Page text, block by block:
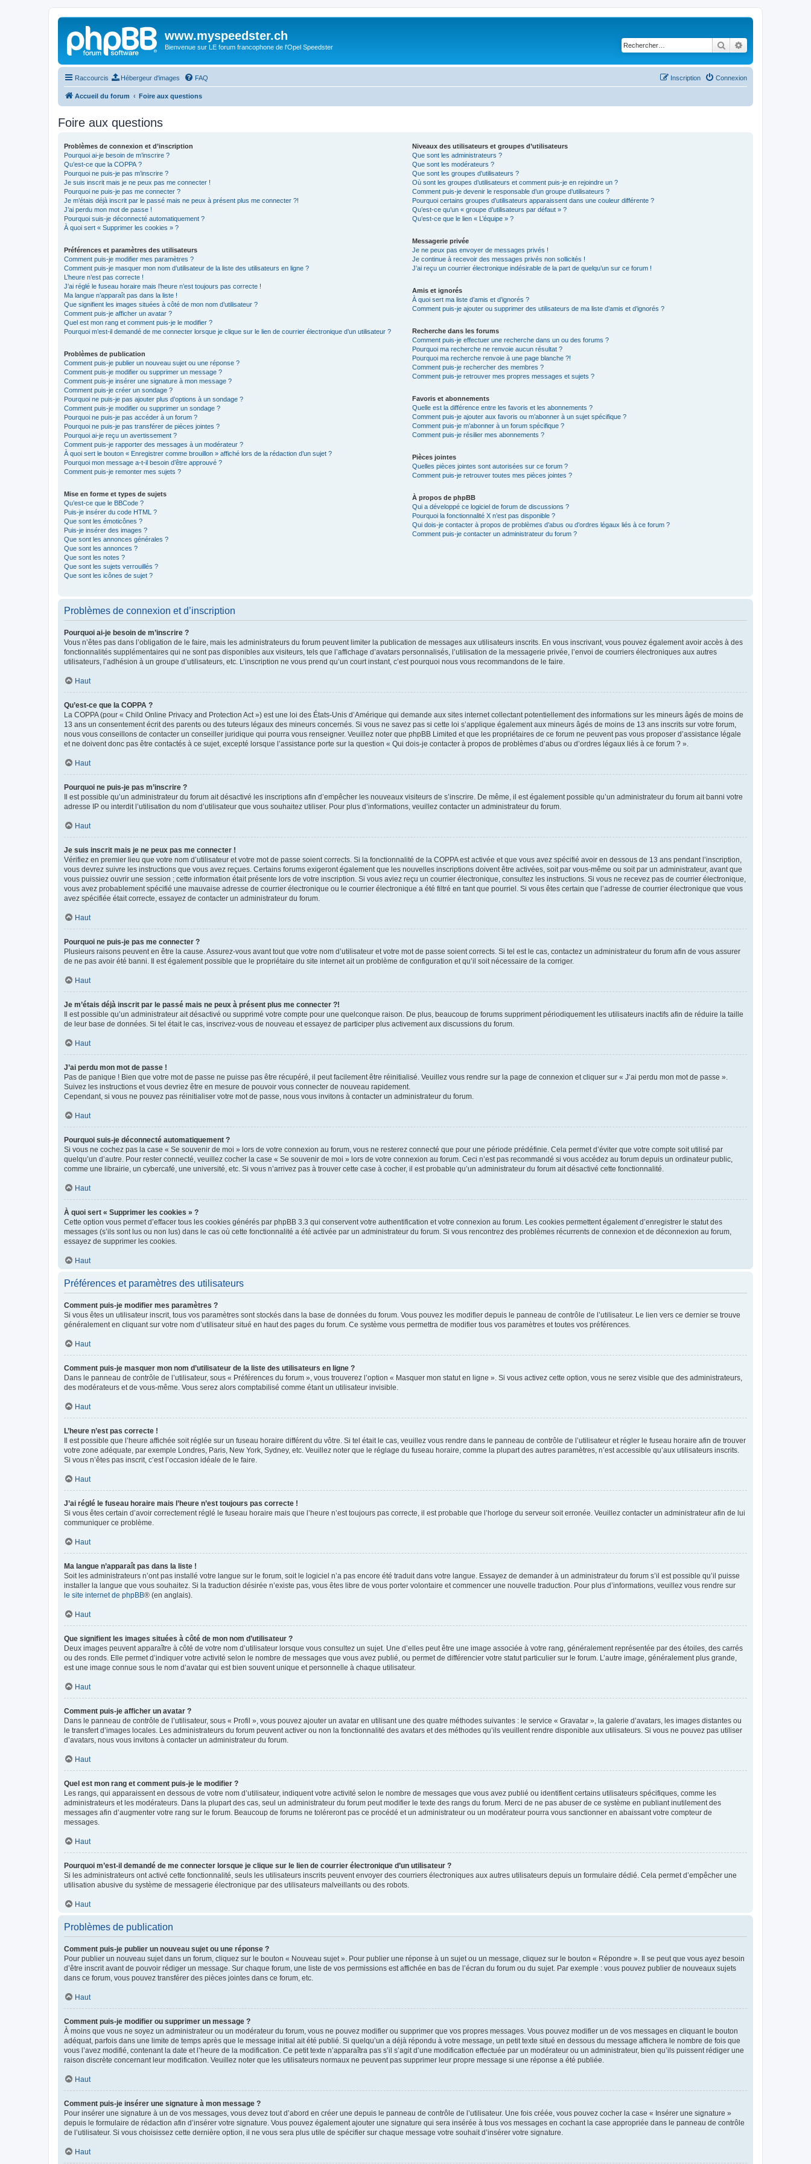
www.myspeedster.ch
Bienvenue sur LE forum francophone de l'Opel Speedster Rechercher
Raccourcis Hébergeur d'images FAQ Connexion
Inscription
Accueil du forum Foire aux questions
Foire aux questions
Problèmes de connexion et d’inscription
Pourquoi ai-je besoin de m’inscrire ?
Qu’est-ce que la COPPA ?
Pourquoi ne puis-je pas m’inscrire ?
Je suis inscrit mais je ne peux pas me connecter !
Pourquoi ne puis-je pas me connecter ?
Je m’étais déjà inscrit par le passé mais ne peux à présent plus me connecter ?!
J’ai perdu mon mot de passe !
Pourquoi suis-je déconnecté automatiquement ?
À quoi sert « Supprimer les cookies » ?
Préférences et paramètres des utilisateurs
Comment puis-je modifier mes paramètres ?
Comment puis-je masquer mon nom d’utilisateur de la liste des utilisateurs en ligne ?
L’heure n’est pas correcte !
J’ai réglé le fuseau horaire mais l’heure n’est toujours pas correcte !
Ma langue n’apparaît pas dans la liste !
Que signifient les images situées à côté de mon nom d’utilisateur ?
Comment puis-je afficher un avatar ?
Quel est mon rang et comment puis-je le modifier ?
Pourquoi m’est-il demandé de me connecter lorsque je clique sur le lien de courrier électronique d’un utilisateur ?
Problèmes de publication
Comment puis-je publier un nouveau sujet ou une réponse ?
Comment puis-je modifier ou supprimer un message ?
Comment puis-je insérer une signature à mon message ?
Comment puis-je créer un sondage ?
Pourquoi ne puis-je pas ajouter plus d’options à un sondage ?
Comment puis-je modifier ou supprimer un sondage ?
Pourquoi ne puis-je pas accéder à un forum ?
Pourquoi ne puis-je pas transférer de pièces jointes ?
Pourquoi ai-je reçu un avertissement ?
Comment puis-je rapporter des messages à un modérateur ?
À quoi sert le bouton « Enregistrer comme brouillon » affiché lors de la rédaction d’un sujet ?
Pourquoi mon message a-t-il besoin d’être approuvé ?
Comment puis-je remonter mes sujets ?
Mise en forme et types de sujets
Qu’est-ce que le BBCode ?
Puis-je insérer du code HTML ?
Que sont les émoticônes ?
Puis-je insérer des images ?
Que sont les annonces générales ?
Que sont les annonces ?
Que sont les notes ?
Que sont les sujets verrouillés ?
Que sont les icônes de sujet ?
Niveaux des utilisateurs et groupes d’utilisateurs
Que sont les administrateurs ?
Que sont les modérateurs ?
Que sont les groupes d’utilisateurs ?
Où sont les groupes d’utilisateurs et comment puis-je en rejoindre un ?
Comment puis-je devenir le responsable d’un groupe d’utilisateurs ?
Pourquoi certains groupes d’utilisateurs apparaissent dans une couleur différente ?
Qu’est-ce qu’un « groupe d’utilisateurs par défaut » ?
Qu’est-ce que le lien « L’équipe » ?
Messagerie privée
Je ne peux pas envoyer de messages privés !
Je continue à recevoir des messages privés non sollicités !
J’ai reçu un courrier électronique indésirable de la part de quelqu’un sur ce forum !
Amis et ignorés
À quoi sert ma liste d’amis et d’ignorés ?
Comment puis-je ajouter ou supprimer des utilisateurs de ma liste d’amis et d’ignorés ?
Recherche dans les forums
Comment puis-je effectuer une recherche dans un ou des forums ?
Pourquoi ma recherche ne renvoie aucun résultat ?
Pourquoi ma recherche renvoie à une page blanche ?!
Comment puis-je rechercher des membres ?
Comment puis-je retrouver mes propres messages et sujets ?
Favoris et abonnements
Quelle est la différence entre les favoris et les abonnements ?
Comment puis-je ajouter aux favoris ou m’abonner à un sujet spécifique ?
Comment puis-je m’abonner à un forum spécifique ?
Comment puis-je résilier mes abonnements ?
Pièces jointes
Quelles pièces jointes sont autorisées sur ce forum ?
Comment puis-je retrouver toutes mes pièces jointes ?
À propos de phpBB
Qui a développé ce logiciel de forum de discussions ?
Pourquoi la fonctionnalité X n’est pas disponible ?
Qui dois-je contacter à propos de problèmes d’abus ou d’ordres légaux liés à ce forum ?
Comment puis-je contacter un administrateur du forum ?
Problèmes de connexion et d’inscription
Pourquoi ai-je besoin de m’inscrire ?
Vous n’êtes pas dans l’obligation de le faire, mais les administrateurs du forum peuvent limiter la publication de messages aux utilisateurs inscrits. En vous inscrivant, vous pouvez également avoir accès à des
fonctionnalités supplémentaires qui ne sont pas disponibles aux visiteurs, tels que l’affichage d’avatars personnalisés, l’utilisation de la messagerie privée, l’envoi de courriers électroniques aux autres
utilisateurs, l’adhésion à un groupe d’utilisateurs, etc. L’inscription ne vous prend qu’un court instant, c’est pourquoi nous vous recommandons de le faire.
Haut
Qu’est-ce que la COPPA ?
La COPPA (pour « Child Online Privacy and Protection Act ») est une loi des États-Unis d’Amérique qui demande aux sites internet collectant potentiellement des informations sur les mineurs âgés de moins de
13 ans un consentement écrit des parents ou des tuteurs légaux des mineurs concernés. Si vous ne savez pas si cette loi s’applique également aux mineurs âgés de moins de 13 ans inscrits sur votre forum,
nous vous conseillons de contacter un conseiller juridique qui pourra vous renseigner. Veuillez noter que phpBB Limited et que les propriétaires de ce forum ne peuvent pas vous proposer d’assistance légale
et ne doivent donc pas être contactés à ce sujet, excepté lorsque l’assistance porte sur la question « Qui dois-je contacter à propos de problèmes d’abus ou d’ordres légaux liés à ce forum ? ».
Haut
Pourquoi ne puis-je pas m’inscrire ?
Il est possible qu’un administrateur du forum ait désactivé les inscriptions afin d’empêcher les nouveaux visiteurs de s’inscrire. De même, il est également possible qu’un administrateur du forum ait banni votre
adresse IP ou interdit l’utilisation du nom d’utilisateur que vous souhaitez utiliser. Pour plus d’informations, veuillez contacter un administrateur du forum.
Haut
Je suis inscrit mais je ne peux pas me connecter !
Vérifiez en premier lieu que votre nom d’utilisateur et votre mot de passe soient corrects. Si la fonctionnalité de la COPPA est activée et que vous avez spécifié avoir en dessous de 13 ans pendant l’inscription,
vous devrez suivre les instructions que vous avez reçues. Certains forums exigeront également que les nouvelles inscriptions doivent être activées, soit par vous-même ou soit par un administrateur, avant que
vous puissiez ouvrir une session ; cette information était présente lors de votre inscription. Si vous aviez reçu un courrier électronique, consultez les instructions. Si vous ne recevez pas de courrier électronique,
vous avez probablement spécifié une mauvaise adresse de courrier électronique ou le courrier électronique a été filtré en tant que pourriel. Si vous êtes certain que l’adresse de courrier électronique que vous
avez spécifiée était correcte, essayez de contacter un administrateur du forum.
Haut
Pourquoi ne puis-je pas me connecter ?
Plusieurs raisons peuvent en être la cause. Assurez-vous avant tout que votre nom d’utilisateur et votre mot de passe soient corrects. Si tel est le cas, contactez un administrateur du forum afin de vous assurer
de ne pas avoir été banni. Il est également possible que le propriétaire du site internet ait un problème de configuration et qu’il soit nécessaire de la corriger.
Haut
Je m’étais déjà inscrit par le passé mais ne peux à présent plus me connecter ?!
Il est possible qu’un administrateur ait désactivé ou supprimé votre compte pour une quelconque raison. De plus, beaucoup de forums suppriment périodiquement les utilisateurs inactifs afin de réduire la taille
de leur base de données. Si tel était le cas, inscrivez-vous de nouveau et essayez de participer plus activement aux discussions du forum.
Haut
J’ai perdu mon mot de passe !
Pas de panique ! Bien que votre mot de passe ne puisse pas être récupéré, il peut facilement être réinitialisé. Veuillez vous rendre sur la page de connexion et cliquer sur « J’ai perdu mon mot de passe ».
Suivez les instructions et vous devriez être en mesure de pouvoir vous connecter de nouveau rapidement.
Cependant, si vous ne pouvez pas réinitialiser votre mot de passe, nous vous invitons à contacter un administrateur du forum.
Haut
Pourquoi suis-je déconnecté automatiquement ?
Si vous ne cochez pas la case « Se souvenir de moi » lors de votre connexion au forum, vous ne resterez connecté que pour une période prédéfinie. Cela permet d’éviter que votre compte soit utilisé par
quelqu’un d’autre. Pour rester connecté, veuillez cocher la case « Se souvenir de moi » lors de votre connexion au forum. Ceci n’est pas recommandé si vous accédez au forum depuis un ordinateur public,
comme une librairie, un cybercafé, une université, etc. Si vous n’arrivez pas à trouver cette case à cocher, il est probable qu’un administrateur du forum ait désactivé cette fonctionnalité.
Haut
À quoi sert « Supprimer les cookies » ?
Cette option vous permet d’effacer tous les cookies générés par phpBB 3.3 qui conservent votre authentification et votre connexion au forum. Les cookies permettent également d’enregistrer le statut des
messages (s’ils sont lus ou non lus) dans le cas où cette fonctionnalité a été activée par un administrateur du forum. Si vous rencontrez des problèmes récurrents de connexion et de déconnexion au forum,
essayez de supprimer les cookies.
Haut
Préférences et paramètres des utilisateurs
Comment puis-je modifier mes paramètres ?
Si vous êtes un utilisateur inscrit, tous vos paramètres sont stockés dans la base de données du forum. Vous pouvez les modifier depuis le panneau de contrôle de l’utilisateur. Le lien vers ce dernier se trouve
généralement en cliquant sur votre nom d’utilisateur situé en haut des pages du forum. Ce système vous permettra de modifier tous vos paramètres et toutes vos préférences.
Haut
Comment puis-je masquer mon nom d’utilisateur de la liste des utilisateurs en ligne ?
Dans le panneau de contrôle de l’utilisateur, sous « Préférences du forum », vous trouverez l’option « Masquer mon statut en ligne ». Si vous activez cette option, vous ne serez visible que des administrateurs,
des modérateurs et de vous-même. Vous serez alors comptabilisé comme étant un utilisateur invisible.
Haut
L’heure n’est pas correcte !
Il est possible que l’heure affichée soit réglée sur un fuseau horaire différent du vôtre. Si tel était le cas, veuillez vous rendre dans le panneau de contrôle de l’utilisateur et régler le fuseau horaire afin de trouver
votre zone adéquate, par exemple Londres, Paris, New York, Sydney, etc. Veuillez noter que le réglage du fuseau horaire, comme la plupart des autres paramètres, n’est accessible qu’aux utilisateurs inscrits.
Si vous n’êtes pas inscrit, c’est l’occasion idéale de le faire.
Haut
J’ai réglé le fuseau horaire mais l’heure n’est toujours pas correcte !
Si vous êtes certain d’avoir correctement réglé le fuseau horaire mais que l’heure n’est toujours pas correcte, il est probable que l’horloge du serveur soit erronée. Veuillez contacter un administrateur afin de lui
communiquer ce problème.
Haut
Ma langue n’apparaît pas dans la liste !
Soit les administrateurs n’ont pas installé votre langue sur le forum, soit le logiciel n’a pas encore été traduit dans votre langue. Essayez de demander à un administrateur du forum s’il est possible qu’il puisse
installer la langue que vous souhaitez. Si la traduction désirée n’existe pas, vous êtes libre de vous porter volontaire et commencer une nouvelle traduction. Pour plus d’informations, veuillez vous rendre sur
le site internet de phpBB® (en anglais).
Haut
Que signifient les images situées à côté de mon nom d’utilisateur ?
Deux images peuvent apparaître à côté de votre nom d’utilisateur lorsque vous consultez un sujet. Une d’elles peut être une image associée à votre rang, généralement représentée par des étoiles, des carrés
ou des ronds. Elle permet d’indiquer votre activité selon le nombre de messages que vous avez publié, ou permet de différencier votre statut particulier sur le forum. L’autre image, généralement plus grande,
est une image connue sous le nom d’avatar qui est bien souvent unique et personnelle à chaque utilisateur.
Haut
Comment puis-je afficher un avatar ?
Dans le panneau de contrôle de l’utilisateur, sous « Profil », vous pouvez ajouter un avatar en utilisant une des quatre méthodes suivantes : le service « Gravatar », la galerie d’avatars, les images distantes ou
le transfert d’images locales. Les administrateurs du forum peuvent activer ou non la fonctionnalité des avatars et des méthodes qu’ils veuillent rendre disponible aux utilisateurs. Si vous ne pouvez pas utiliser
d’avatars, nous vous invitons à contacter un administrateur du forum.
Haut
Quel est mon rang et comment puis-je le modifier ?
Les rangs, qui apparaissent en dessous de votre nom d’utilisateur, indiquent votre activité selon le nombre de messages que vous avez publié ou identifient certains utilisateurs spécifiques, comme les
administrateurs et les modérateurs. Dans la plupart des cas, seul un administrateur du forum peut modifier le texte des rangs du forum. Merci de ne pas abuser de ce système en publiant inutilement des
messages afin d’augmenter votre rang sur le forum. Beaucoup de forums ne toléreront pas ce procédé et un administrateur ou un modérateur pourra vous sanctionner en abaissant votre compteur de
messages.
Haut
Pourquoi m’est-il demandé de me connecter lorsque je clique sur le lien de courrier électronique d’un utilisateur ?
Si les administrateurs ont activé cette fonctionnalité, seuls les utilisateurs inscrits peuvent envoyer des courriers électroniques aux autres utilisateurs depuis un formulaire dédié. Cela permet d’empêcher une
utilisation abusive du système de messagerie électronique par des utilisateurs malveillants ou des robots.
Haut
Problèmes de publication
Comment puis-je publier un nouveau sujet ou une réponse ?
Pour publier un nouveau sujet dans un forum, cliquez sur le bouton « Nouveau sujet ». Pour publier une réponse à un sujet ou un message, cliquez sur le bouton « Répondre ». Il se peut que vous ayez besoin
d’être inscrit avant de pouvoir rédiger un message. Sur chaque forum, une liste de vos permissions est affichée en bas de l’écran du forum ou du sujet. Par exemple : vous pouvez publier de nouveaux sujets
dans ce forum, vous pouvez transférer des pièces jointes dans ce forum, etc.
Haut
Comment puis-je modifier ou supprimer un message ?
À moins que vous ne soyez un administrateur ou un modérateur du forum, vous ne pouvez modifier ou supprimer que vos propres messages. Vous pouvez modifier un de vos messages en cliquant le bouton
adéquat, parfois dans une limite de temps après que le message initial ait été publié. Si quelqu’un a déjà répondu à votre message, un petit texte situé en dessous du message affichera le nombre de fois que
vous l’avez modifié, contenant la date et l’heure de la modification. Ce petit texte n’apparaîtra pas s’il s’agit d’une modification effectuée par un modérateur ou un administrateur, bien qu’ils puissent rédiger une
raison discrète concernant leur modification. Veuillez noter que les utilisateurs normaux ne peuvent pas supprimer leur propre message si une réponse a été publiée.
Haut
Comment puis-je insérer une signature à mon message ?
Pour insérer une signature à un de vos messages, vous devez tout d’abord en créer une depuis le panneau de contrôle de l’utilisateur. Une fois créée, vous pouvez cocher la case « Insérer une signature »
depuis le formulaire de rédaction afin d’insérer votre signature. Vous pouvez également ajouter une signature qui sera insérée à tous vos messages en cochant la case appropriée dans le panneau de contrôle
de l’utilisateur. Si vous choisissez cette dernière option, il ne vous sera plus utile de spécifier sur chaque message votre souhait d’insérer votre signature.
Haut